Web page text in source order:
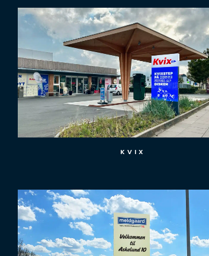
BETTER ENERGY LADESTATION